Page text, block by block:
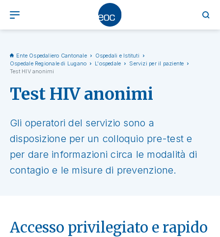
Ente Ospedaliero Cantonale
Ospedali e Istituti
Ospedale Regionale di Lugano
L'ospedale
Servizi per il paziente
Test HIV anonimi
Test HIV anonimi
Gli operatori del servizio sono a
disposizione per un colloquio pre-test e
per dare informazioni circa le modalità di
contagio e le misure di prevenzione.
Accesso privilegiato e rapido